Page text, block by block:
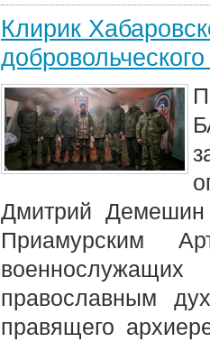
Клирик
Дмитрий Демешин
Приамурским
православным
правящего